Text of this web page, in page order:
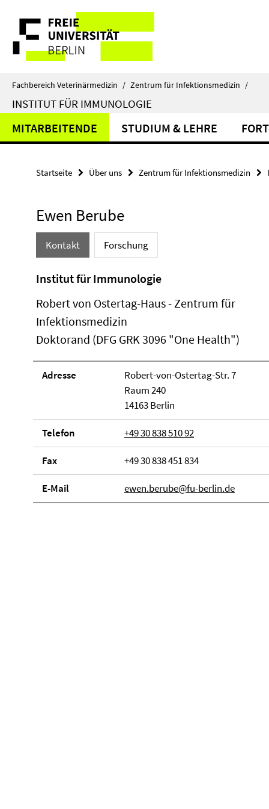
direkt
Inhalt
Service-
Navigation
Fachbereich Veterinärmedizin / Zentrum für Infektionsmedizin /
INSTITUT FÜR IMMUNOLOGIE
MITARBEITENDE STUDIUM & LEHRE
Startseite Über uns Zentrum für Infektionsmedizin
Ewen Berube
Kontakt Forschung
Institut für Immunologie
Robert von Ostertag-Haus - Zentrum für
Infektionsmedizin
Doktorand (DFG GRK 3096 "One Health")
Adresse
Robert-von-Ostertag-Str. 7
Raum 240
14163 Berlin
Telefon +49 30 838 510 92
Fax +49 30 838 451 834
E-Mail ewen.berube@fu-berlin.de